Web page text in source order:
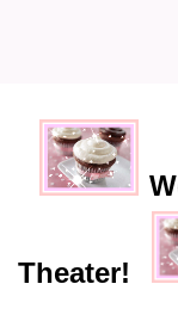
hoofdinhoud
Theater!